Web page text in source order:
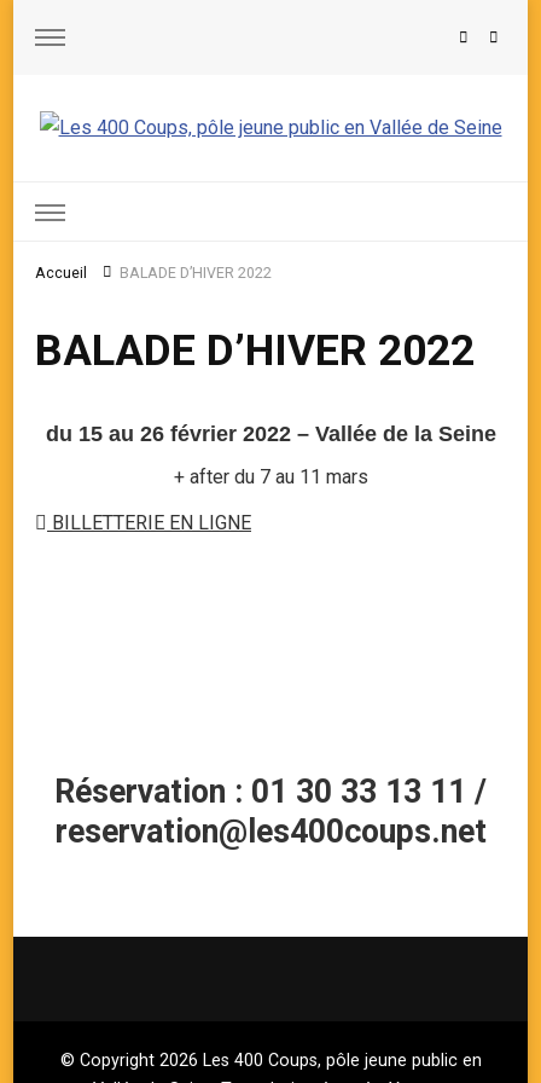
Accueil BALADE D’HIVER 2022
BALADE D’HIVER 2022
du 15 au 26 février 2022 – Vallée de la Seine
+ after du 7 au 11 mars
BILLETTERIE EN LIGNE
Réservation : 01 30 33 13 11 /
reservation@les400coups.net
© Copyright 2026 Les 400 Coups, pôle jeune public en